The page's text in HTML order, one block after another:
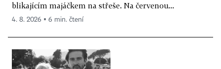
blikajícím majáčkem na střeše. Na červenou...
4. 8. 2026 ▪ 6 min. čtení